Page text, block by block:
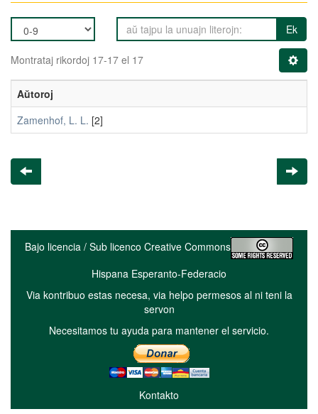
Ek
Montrataj rikordoj 17-17 el 17
Aŭtoroj
Zamenhof, L. L. [2]
Bajo licencia / Sub licenco Creative Commons
Hispana Esperanto-Federacio
Via kontribuo estas necesa, via helpo permesos al ni teni la
servon
Necesitamos tu ayuda para mantener el servicio.
Kontakto